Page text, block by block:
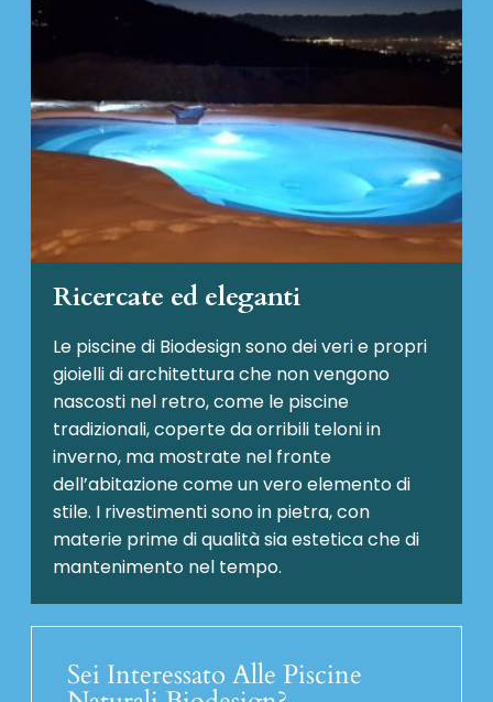
Ricercate ed eleganti
Le piscine di Biodesign sono dei veri e propri
gioielli di architettura che non vengono
nascosti nel retro, come le piscine
tradizionali, coperte da orribili teloni in
inverno, ma mostrate nel fronte
dell’abitazione come un vero elemento di
stile. I rivestimenti sono in pietra, con
materie prime di qualità sia estetica che di
mantenimento nel tempo.
Sei Interessato Alle Piscine